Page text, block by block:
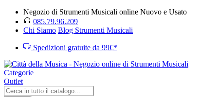
Negozio di Strumenti Musicali online Nuovo e Usato
085.79.96.209
Chi Siamo Blog Strumenti Musicali
Spedizioni gratuite da 99€*
Categorie
Outlet